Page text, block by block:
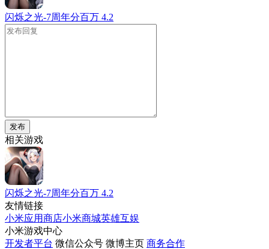
闪烁之光-7周年分百万 4.2
发布
相关游戏
闪烁之光-7周年分百万 4.2
友情链接
小米应用商店小米商城英雄互娱
小米游戏中心
开发者平台 微信公众号 微博主页 商务合作